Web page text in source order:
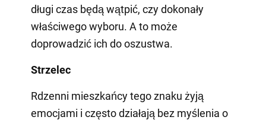
długi czas będą wątpić, czy dokonały
właściwego wyboru. A to może
doprowadzić ich do oszustwa.
Strzelec
Rdzenni mieszkańcy tego znaku żyją
emocjami i często działają bez myślenia o